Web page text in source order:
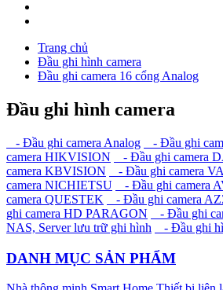
Trang chủ
Đầu ghi hình camera
Đầu ghi camera 16 cổng Analog
Đầu ghi hình camera
- Đầu ghi camera Analog - Đầu ghi
camera HIKVISION
- Đầu ghi camera
camera KBVISION
- Đầu ghi camera
camera NICHIETSU
- Đầu ghi camera
camera QUESTEK
- Đầu ghi camera
ghi camera HD PARAGON
- Đầu ghi
NAS, Server lưu trữ ghi hình
- Đầu ghi
DANH MỤC SẢN PHẨM